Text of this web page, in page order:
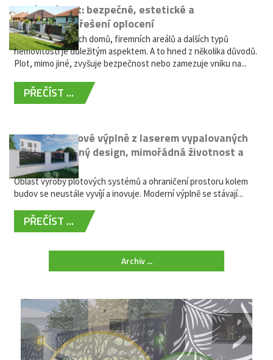
Hliníkový plot: bezpečné, estetické a
bezúdržbové řešení oplocení
Oplocení rodinných domů, firemních areálů a dalších typů
nemovitostí je důležitým aspektem. A to hned z několika důvodů.
Plot, mimo jiné, zvyšuje bezpečnost nebo zamezuje vniku na...
PŘEČÍST ...
Moderní plotové výplně z laserem vypalovaných
kovů: výjimečný design, mimořádná životnost a
žádná údržba
Oblast výroby plotových systémů a ohraničení prostoru kolem
budov se neustále vyvíjí a inovuje. Moderní výplně se stávají...
PŘEČÍST ...
Archiv ...